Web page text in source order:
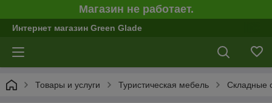
Магазин не работает.
Интернет магазин Green Glade
Товары и услуги Туристическая мебель Складные